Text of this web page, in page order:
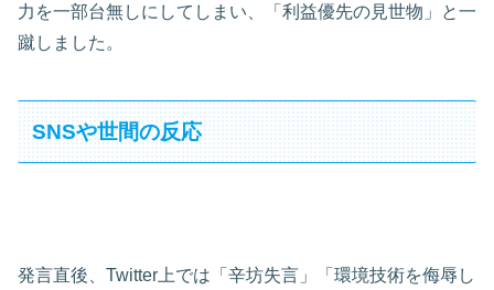
力を一部台無しにしてしまい、「利益優先の見世物」と一
蹴しました。
SNSや世間の反応
発言直後、Twitter上では「辛坊失言」「環境技術を侮辱し